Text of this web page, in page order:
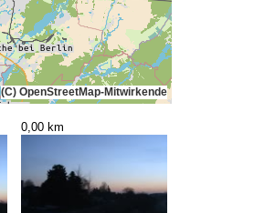
(C) OpenStreetMap-Mitwirkende
0,00 km